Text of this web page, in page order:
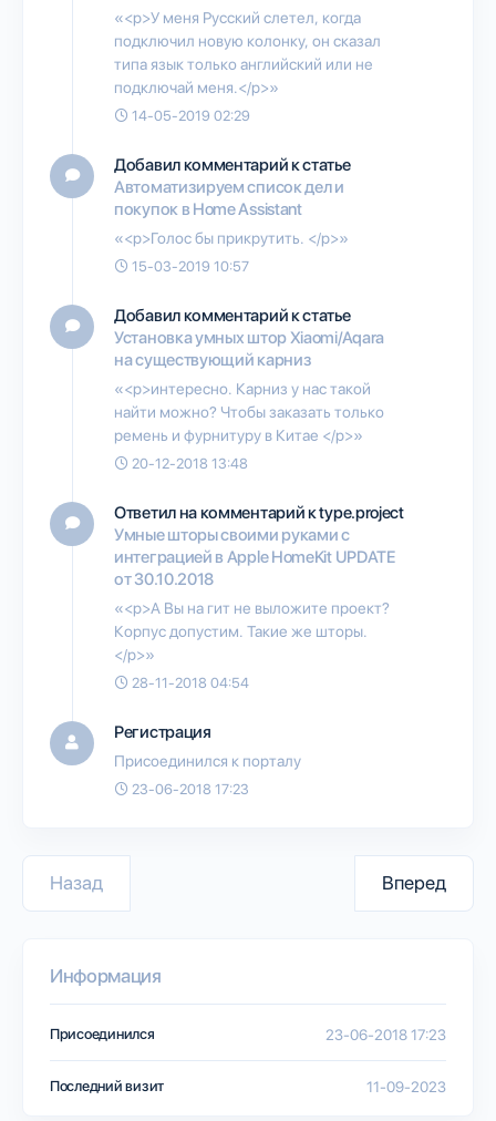
«<p>У меня Русский слетел, когда
подключил новую колонку, он сказал
типа язык только английский или не
подключай меня.</p>»
14-05-2019 02:29
Добавил комментарий к статье
Автоматизируем список дел и
покупок в Home Assistant
«<p>Голос бы прикрутить. </p>»
15-03-2019 10:57
Добавил комментарий к статье
Установка умных штор Xiaomi/Aqara
на существующий карниз
«<p>интересно. Карниз у нас такой
найти можно? Чтобы заказать только
ремень и фурнитуру в Китае </p>»
20-12-2018 13:48
Ответил на комментарий к type.project
Умные шторы своими руками с
интеграцией в Apple HomeKit UPDATE
от 30.10.2018
«<p>А Вы на гит не выложите проект?
Корпус допустим. Такие же шторы.
</p>»
28-11-2018 04:54
Регистрация
Присоединился к порталу
23-06-2018 17:23
Назад Вперед
Информация
Присоединился 23-06-2018 17:23
Последний визит 11-09-2023